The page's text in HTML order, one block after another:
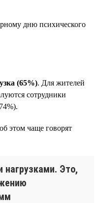
дню психического
(65%). Для жителей
сотрудники
этом чаще говорят
нагрузками. Это,